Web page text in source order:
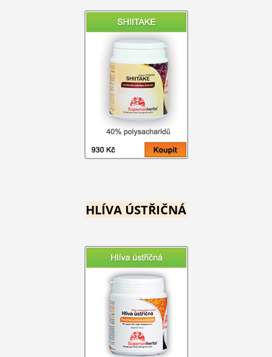
HLÍVA ÚSTŘIČNÁ